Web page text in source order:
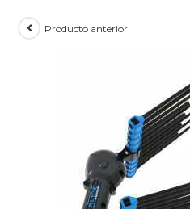
Producto anterior